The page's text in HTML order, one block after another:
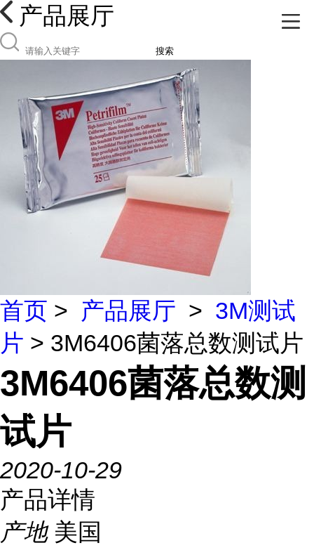
产品展厅
搜索
首页 > 产品展厅 > 3M测试
片 > 3M6406菌落总数测试片
3M6406菌落总数测
试片
2020-10-29
产品详情
产地 美国